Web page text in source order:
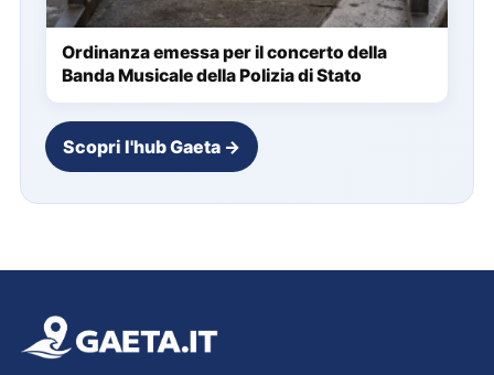
Ordinanza emessa per il concerto della
Banda Musicale della Polizia di Stato
Scopri l'hub Gaeta →